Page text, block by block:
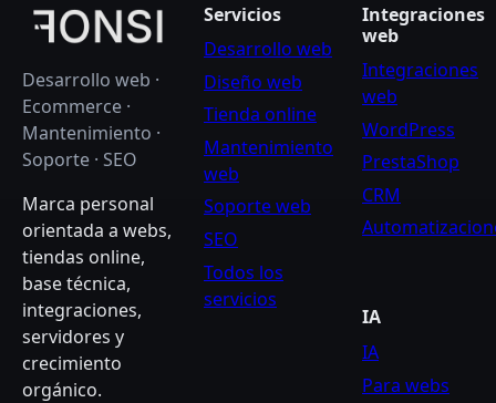
Desarrollo web ·
Ecommerce ·
Mantenimiento ·
Soporte · SEO
Marca personal
orientada a webs,
tiendas online,
base técnica,
integraciones,
servidores y
crecimiento
orgánico.
Servicios
Desarrollo web
Diseño web
Tienda online
Mantenimiento
web
Soporte web
SEO
Todos los
servicios
Integraciones
web
Integraciones
web
WordPress
PrestaShop
CRM
IA
IA
Para webs